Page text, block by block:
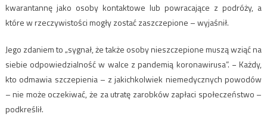
kwarantannę jako osoby kontaktowe lub powracające z podróży, a
które w rzeczywistości mogły zostać zaszczepione – wyjaśnił.
Jego zdaniem to „sygnał, że także osoby nieszczepione muszą wziąć na
siebie odpowiedzialność w walce z pandemią koronawirusa”. − Każdy,
kto odmawia szczepienia – z jakichkolwiek niemedycznych powodów
– nie może oczekiwać, że za utratę zarobków zapłaci społeczeństwo –
podkreślił.